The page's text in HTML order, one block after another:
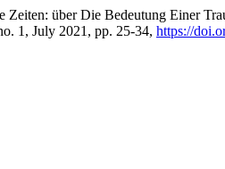
Zeiten: über Die Bedeutung Einer
1, July 2021, pp. 25-34, https://